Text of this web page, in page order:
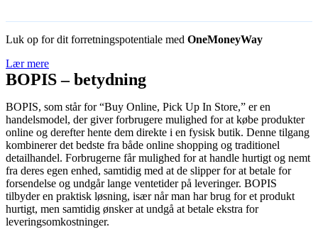
Luk op for dit forretningspotentiale med OneMoneyWay
Lær mere
BOPIS – betydning
BOPIS, som står for “Buy Online, Pick Up In Store,” er en
handelsmodel, der giver forbrugere mulighed for at købe produkter
online og derefter hente dem direkte i en fysisk butik. Denne tilgang
kombinerer det bedste fra både online shopping og traditionel
detailhandel. Forbrugerne får mulighed for at handle hurtigt og nemt
fra deres egen enhed, samtidig med at de slipper for at betale for
forsendelse og undgår lange ventetider på leveringer. BOPIS
tilbyder en praktisk løsning, især når man har brug for et produkt
hurtigt, men samtidig ønsker at undgå at betale ekstra for
leveringsomkostninger.